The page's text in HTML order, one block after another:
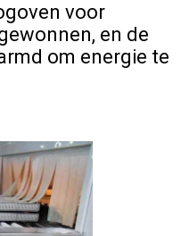
voor
en de
om energie te